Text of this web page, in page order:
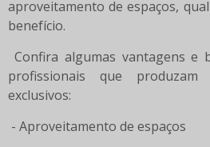
aproveitamento de espaços,
benefício.
Confira algumas vantagens e
profissionais que
exclusivos:
- Aproveitamento de espaços